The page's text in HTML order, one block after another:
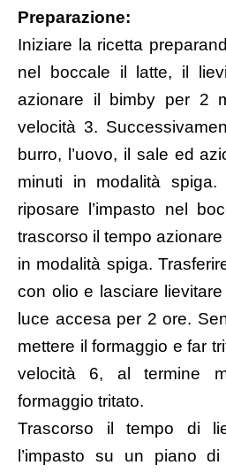
Preparazione:
Iniziare la ricetta
nel boccale il latte, il
azionare il bimby per 2
velocità 3.
burro, l’uovo, il sale ed
minuti in modalità spiga.
riposare l’impasto nel
trascorso il tempo
in modalità spiga.
con olio e lasciare
luce accesa per 2 ore.
mettere il formaggio e far
velocità 6, al termine
formaggio tritato.
Trascorso il tempo di
l’impasto su un piano